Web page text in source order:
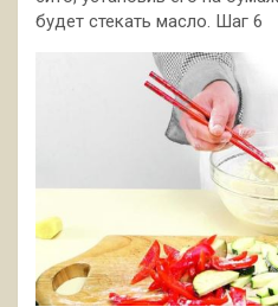
будет стекать масло. Шаг 6